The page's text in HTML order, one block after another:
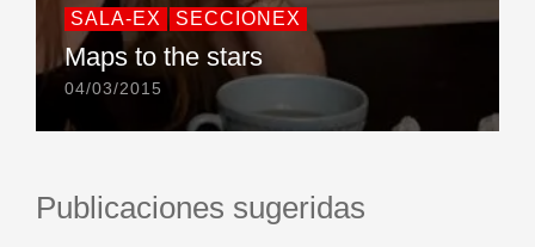
SALA-EX SECCIONEX
Maps to the stars
04/03/2015
Publicaciones sugeridas